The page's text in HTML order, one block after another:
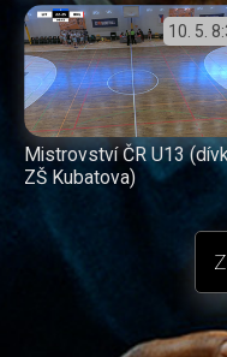
10. 5.
Mistrovství ČR U13
ZŠ Kubatova)